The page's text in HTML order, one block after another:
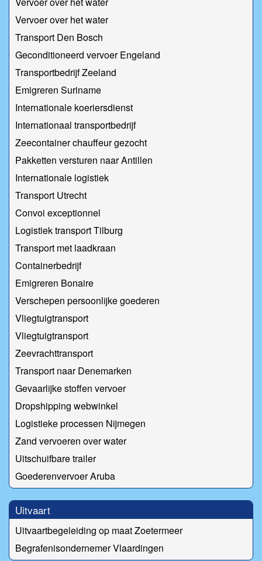
Vervoer over het water
Transport Den Bosch
Geconditioneerd vervoer Engeland
Transportbedrijf Zeeland
Emigreren Suriname
Internationale koeriersdienst
Internationaal transportbedrijf
Zeecontainer chauffeur gezocht
Pakketten versturen naar Antillen
Internationale logistiek
Transport Utrecht
Convoi exceptionnel
Logistiek transport Tilburg
Transport met laadkraan
Containerbedrijf
Emigreren Bonaire
Verschepen persoonlijke goederen
Vliegtuigtransport
Vliegtuigtransport
Zeevrachttransport
Transport naar Denemarken
Gevaarlijke stoffen vervoer
Dropshipping webwinkel
Logistieke processen Nijmegen
Zand vervoeren over water
Uitschuifbare trailer
Goederenvervoer Aruba
Uitvaart
Uitvaartbegeleiding op maat Zoetermeer
Begrafenisondernemer Vlaardingen